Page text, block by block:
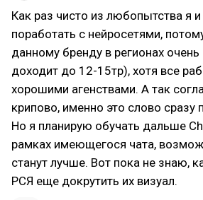
Как раз чисто из любопытства я
поработать с нейросетями,
данному бренду в регионах
доходит до 12-15тр), хотя все
хорошими агенствами. А так
крипово, именно это слово сразу
Но я планирую обучать дальше
рамках имеющегося чата,
станут лучше. Вот пока не знаю,
РСЯ еще докрутить их визуал.